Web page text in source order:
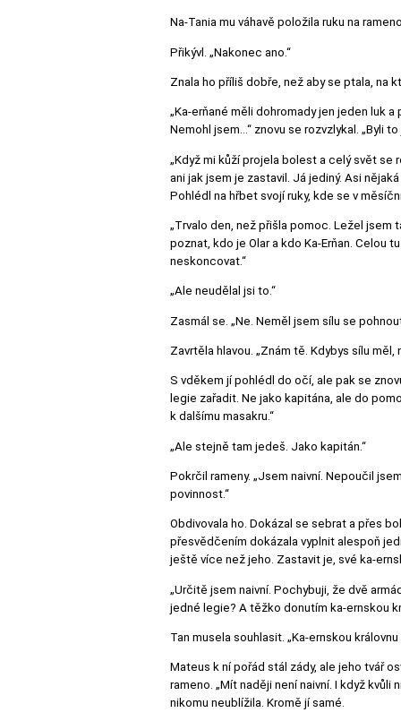
Na-Tania mu váhavě položila ruku na
Přikývl. „Nakonec ano.“
Znala ho příliš dobře, než aby se ptala, na
„Ka-erňané měli dohromady jen jeden luk
Nemohl jsem…“ znovu se rozvzlykal. „Byli
„Když mi kůží projela bolest a celý svět se
ani jak jsem je zastavil. Já jediný. Asi
Pohlédl na hřbet svojí ruky, kde se v
„Trvalo den, než přišla pomoc. Ležel jsem
poznat, kdo je Olar a kdo Ka-Erňan.
neskoncovat.“
„Ale neudělal jsi to.“
Zasmál se. „Ne. Neměl jsem sílu se
Zavrtěla hlavou. „Znám tě. Kdybys sílu
S vděkem jí pohlédl do očí, ale pak se
legie zařadit. Ne jako kapitána, ale do
k dalšímu masakru.“
„Ale stejně tam jedeš. Jako kapitán.“
Pokrčil rameny. „Jsem naivní. Nepoučil
povinnost.“
Obdivovala ho. Dokázal se sebrat a přes
přesvědčením dokázala vyplnit alespoň
ještě více než jeho. Zastavit je, své ka-
„Určitě jsem naivní. Pochybuji, že dvě
jedné legie? A těžko donutím ka-ernskou
Tan musela souhlasit. „Ka-ernskou
Mateus k ní pořád stál zády, ale jeho tvář
rameno. „Mít naději není naivní. I když
nikomu neublížila. Kromě jí samé.